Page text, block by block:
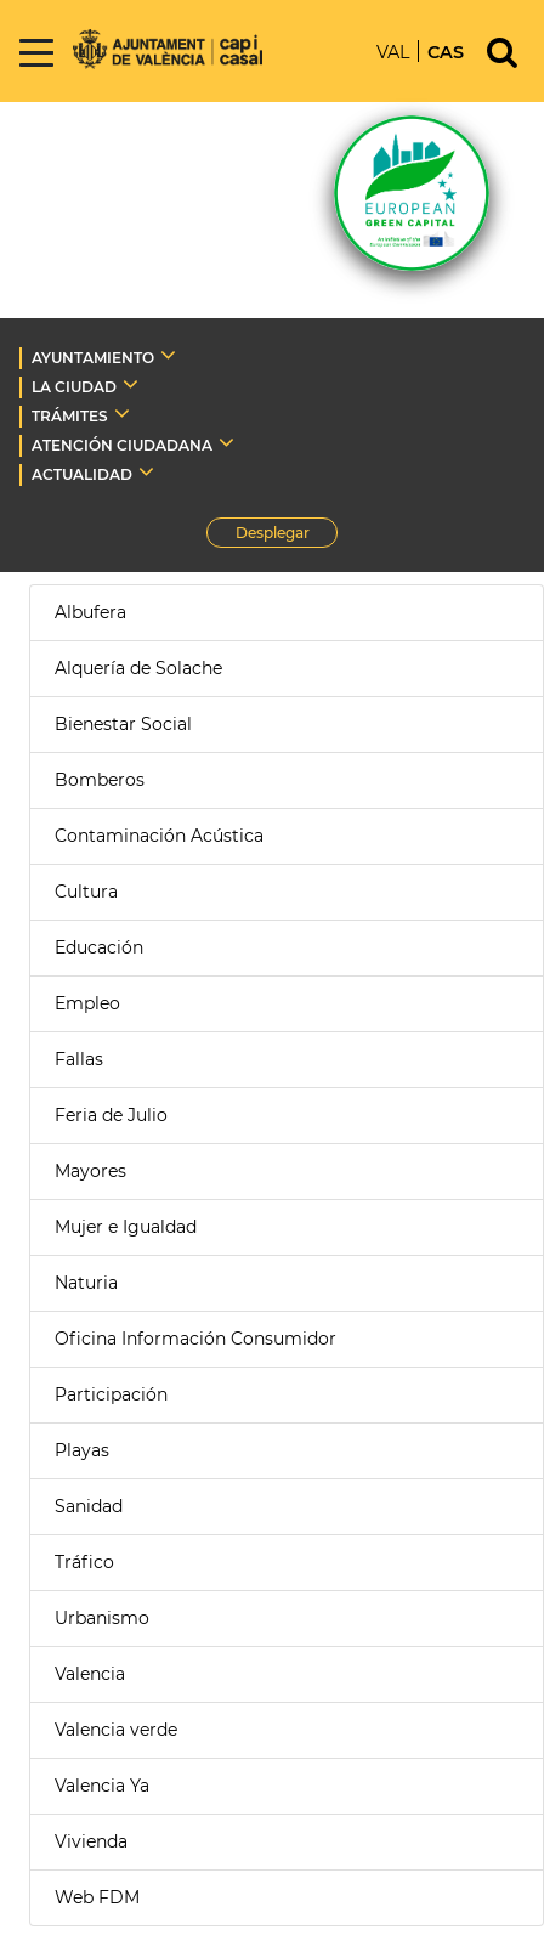
VAL CAS
AYUNTAMIENTO
LA CIUDAD
TRÁMITES
ATENCIÓN CIUDADANA
ACTUALIDAD
Desplegar
Albufera
Alquería de Solache
Bienestar Social
Bomberos
Contaminación Acústica
Cultura
Educación
Empleo
Fallas
Feria de Julio
Mayores
Mujer e Igualdad
Naturia
Oficina Información Consumidor
Participación
Playas
Sanidad
Tráfico
Urbanismo
Valencia
Valencia verde
Valencia Ya
Vivienda
Web FDM